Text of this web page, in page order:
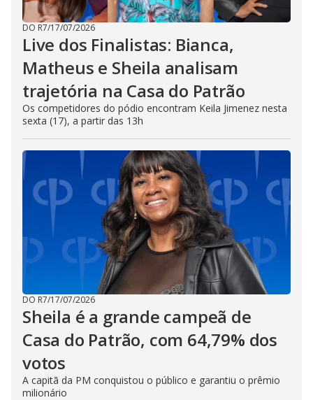
DO R7/17/07/2026
Live dos Finalistas: Bianca,
Matheus e Sheila analisam
trajetória na Casa do Patrão
Os competidores do pódio encontram Keila Jimenez nesta
sexta (17), a partir das 13h
DO R7/17/07/2026
Sheila é a grande campeã de
Casa do Patrão, com 64,79% dos
votos
A capitã da PM conquistou o público e garantiu o prêmio
milionário